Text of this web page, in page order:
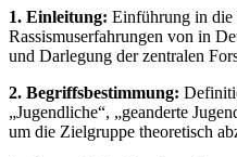
1. Einleitung: Einführung in die
Rassismuserfahrungen von in
und Darlegung der zentralen
2. Begriffsbestimmung:
„Jugendliche“, „geanderte
um die Zielgruppe theoretisch